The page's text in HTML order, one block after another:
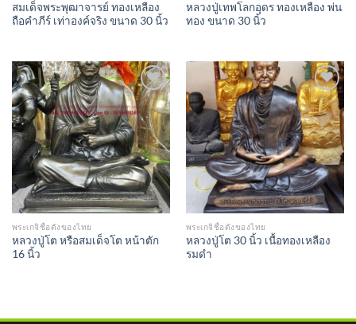
สมเด็จพระพุฒาจารย์ ทองเหลือง
ถือคำภีร์ เท่าองค์จริง ขนาด 30 นิ้ว
หลวงปู่เทพโลกอุดร ทองเหลือง พ่น
ทอง ขนาด 30 นิ้ว
Add to
Wishlist
พระเกจิชื่อดังของไทย
หลวงปู่โต หรือสมเด็จโต หน้าตัก
16 นิ้ว
Add to
Wishlist
พระเกจิชื่อดังของไทย
หลวงปู่โต 30 นิ้ว เนื้อทองเหลือง
รมดำ